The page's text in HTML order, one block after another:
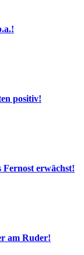
positiv!
erwächst!
am Ruder!